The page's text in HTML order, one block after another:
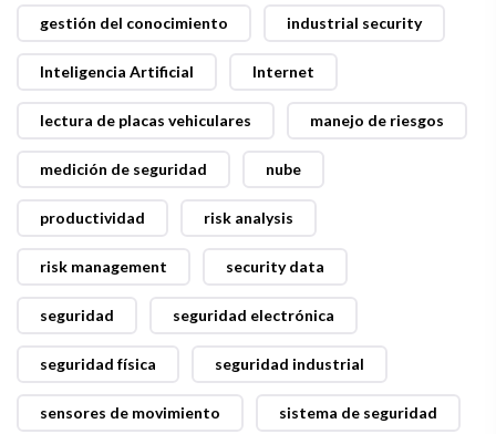
gestión del conocimiento industrial security
Inteligencia Artificial Internet
lectura de placas vehiculares manejo de riesgos
medición de seguridad nube
productividad risk analysis
risk management security data
seguridad seguridad electrónica
seguridad física seguridad industrial
sensores de movimiento sistema de seguridad